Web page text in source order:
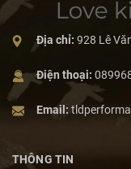
Địa chỉ: 928 Lê
Điện thoại:
Email:
THÔNG TIN